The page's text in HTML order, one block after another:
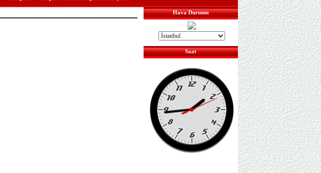
Hava Durumu
Saat